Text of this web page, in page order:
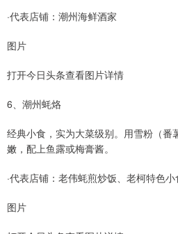
·代表店铺：潮州海鲜酒家
图片
打开今日头条查看图片详情
6、潮州蚝烙
经典小食，实为大菜级别。用雪粉（番
嫩，配上鱼露或梅膏酱。
·代表店铺：老伟蚝煎炒饭、老柯特色小
图片